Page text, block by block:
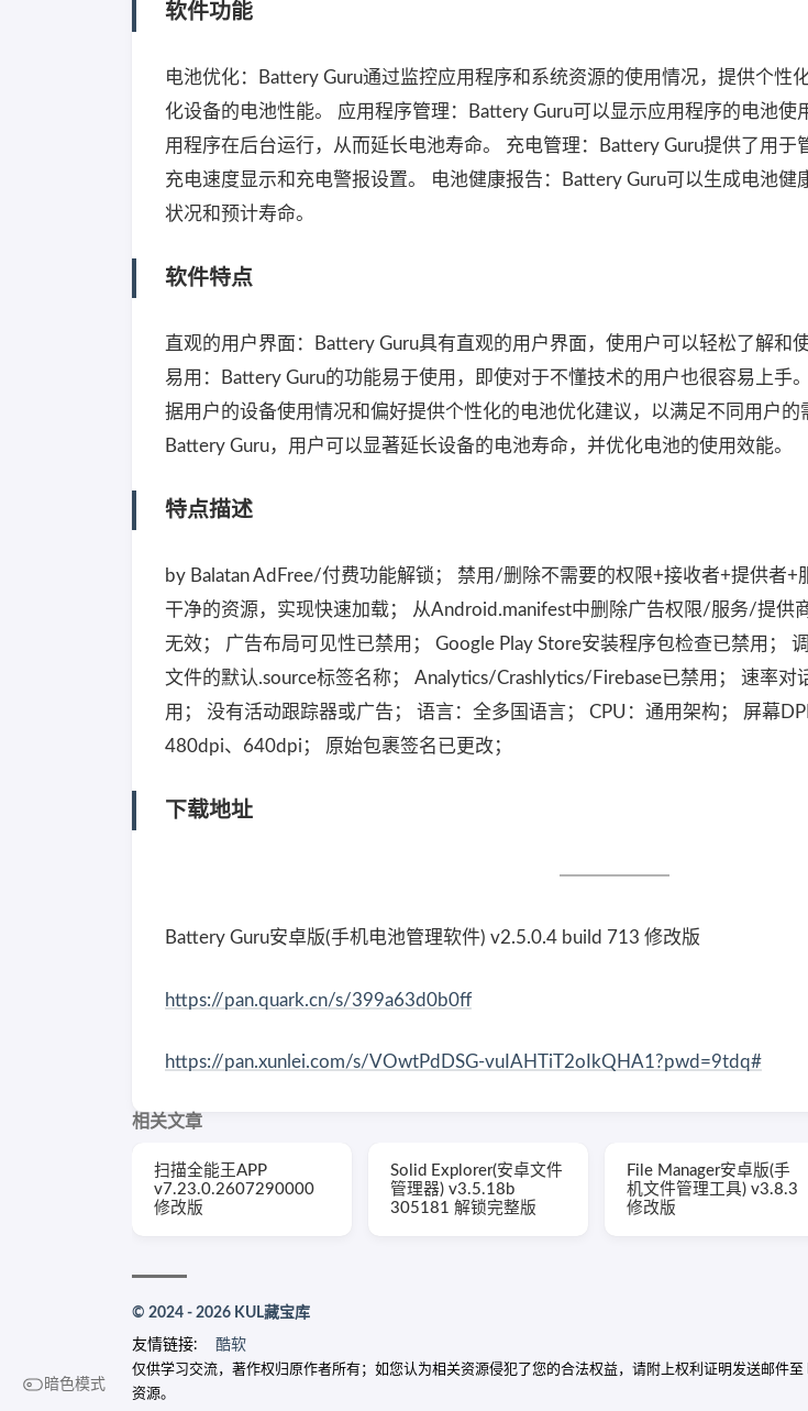
暗色模式
软件功能
电池优化：Battery Guru通过监控应用程序和系统资源的使用情况，提供个性
化设备的电池性能。 应用程序管理：Battery Guru可以显示应用程序的电池使
用程序在后台运行，从而延长电池寿命。 充电管理：Battery Guru提供了用于
充电速度显示和充电警报设置。 电池健康报告：Battery Guru可以生成电池健
状况和预计寿命。
软件特点
直观的用户界面：Battery Guru具有直观的用户界面，使用户可以轻松了解和
易用：Battery Guru的功能易于使用，即使对于不懂技术的用户也很容易上手
据用户的设备使用情况和偏好提供个性化的电池优化建议，以满足不同用户的
Battery Guru，用户可以显著延长设备的电池寿命，并优化电池的使用效能。
特点描述
by Balatan AdFree/付费功能解锁； 禁用/删除不需要的权限+接收者+提供者+
干净的资源，实现快速加载； 从Android.manifest中删除广告权限/服务/提供
无效； 广告布局可见性已禁用； Google Play Store安装程序包检查已禁用；
文件的默认.source标签名称； Analytics/Crashlytics/Firebase已禁用； 速率对
用； 没有活动跟踪器或广告； 语言：全多国语言； CPU：通用架构； 屏幕
480dpi、640dpi； 原始包裹签名已更改；
下载地址
Battery Guru安卓版(手机电池管理软件) v2.5.0.4 build 713 修改版
https://pan.quark.cn/s/399a63d0b0ff
https://pan.xunlei.com/s/VOwtPdDSG-vuIAHTiT2oIkQHA1?pwd=9tdq#
相关文章
扫描全能王APP
v7.23.0.2607290000
修改版
Solid Explorer(安卓文件
管理器) v3.5.18b
305181 解锁完整版
File Manager安卓版(手
机文件管理工具) v3.8.3
修改版
© 2024 - 2026 KUL藏宝库
友情链接: 酷软
仅供学习交流，著作权归原作者所有；如您认为相关资源侵犯了您的合法权益，请附上权利证明发送邮件
资源。